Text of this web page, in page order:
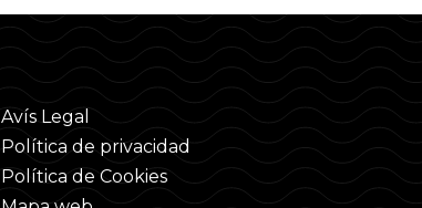
Avís Legal
Política de privacidad
Política de Cookies